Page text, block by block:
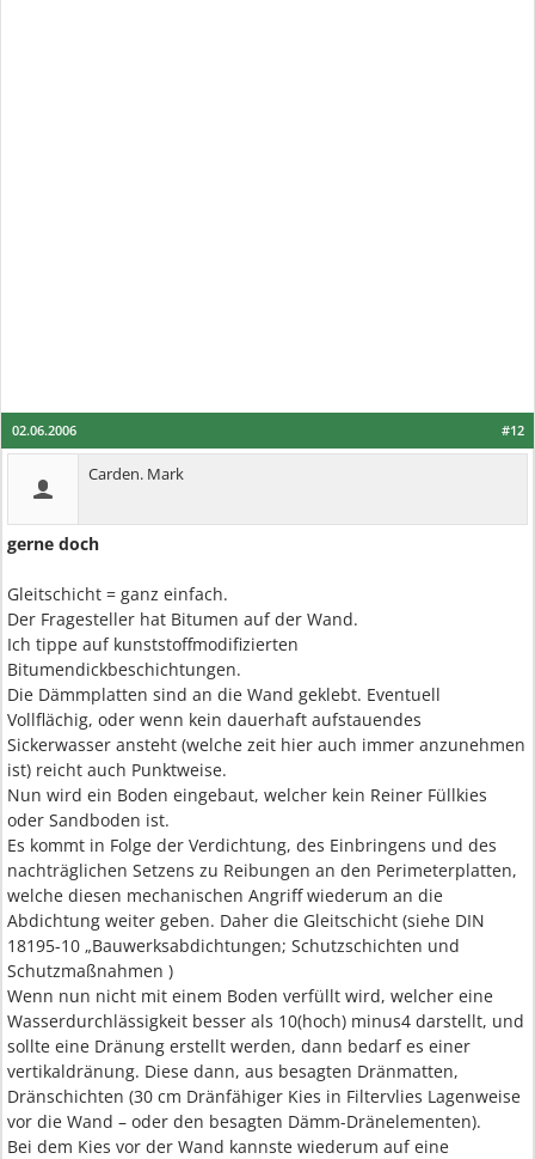
#12
02.06.2006
Carden. Mark
gerne doch
Gleitschicht = ganz einfach.
Der Fragesteller hat Bitumen auf der Wand.
Ich tippe auf kunststoffmodifizierten
Bitumendickbeschichtungen.
Die Dämmplatten sind an die Wand geklebt. Eventuell
Vollflächig, oder wenn kein dauerhaft aufstauendes
Sickerwasser ansteht (welche zeit hier auch immer anzunehmen
ist) reicht auch Punktweise.
Nun wird ein Boden eingebaut, welcher kein Reiner Füllkies
oder Sandboden ist.
Es kommt in Folge der Verdichtung, des Einbringens und des
nachträglichen Setzens zu Reibungen an den Perimeterplatten,
welche diesen mechanischen Angriff wiederum an die
Abdichtung weiter geben. Daher die Gleitschicht (siehe DIN
18195-10 „Bauwerksabdichtungen; Schutzschichten und
Schutzmaßnahmen )
Wenn nun nicht mit einem Boden verfüllt wird, welcher eine
Wasserdurchlässigkeit besser als 10(hoch) minus4 darstellt, und
sollte eine Dränung erstellt werden, dann bedarf es einer
vertikaldränung. Diese dann, aus besagten Dränmatten,
Dränschichten (30 cm Dränfähiger Kies in Filtervlies Lagenweise
vor die Wand – oder den besagten Dämm-Dränelementen).
Bei dem Kies vor der Wand kannste wiederum auf eine